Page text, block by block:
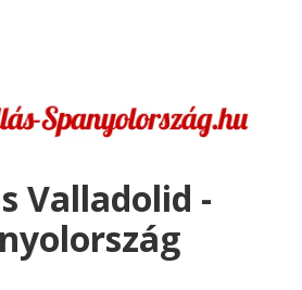
Valladolid -